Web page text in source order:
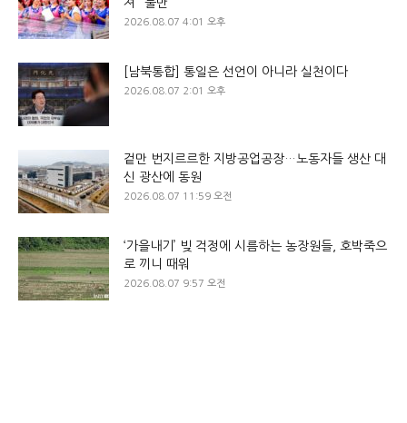
져” 불만
2026.08.07 4:01 오후
[남북통합] 통일은 선언이 아니라 실천이다
2026.08.07 2:01 오후
겉만 번지르르한 지방공업공장…노동자들 생산 대
신 광산에 동원
2026.08.07 11:59 오전
‘가을내기’ 빚 걱정에 시름하는 농장원들, 호박죽으
로 끼니 때워
2026.08.07 9:57 오전